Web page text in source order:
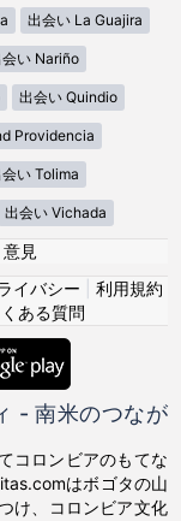
出会い La Guajira
い Nariño
出会い Quindio
Providencia
い Tolima
出会い Vichada
意見
イバシー
利用規約
ある質問
- 南米のつなが
コロンビアのもてな
はボゴタの山
け、コロンビア文化